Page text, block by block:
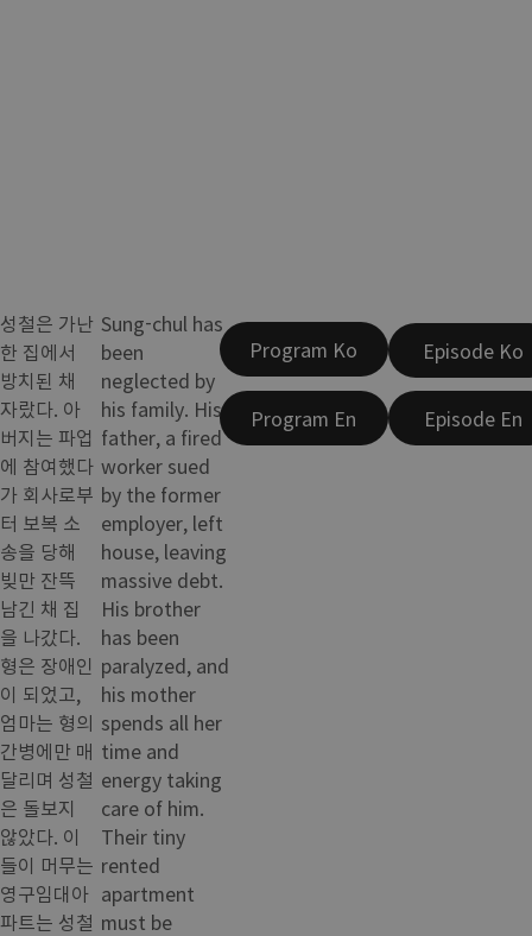
성철은 가난
한 집에서
방치된 채
자랐다. 아
버지는 파업
에 참여했다
가 회사로부
터 보복 소
송을 당해
빚만 잔뜩
남긴 채 집
을 나갔다.
형은 장애인
이 되었고,
엄마는 형의
간병에만 매
달리며 성철
은 돌보지
않았다. 이
들이 머무는
영구임대아
파트는 성철
Sung-chul has
been
neglected by
his family. His
father, a fired
worker sued
by the former
employer, left
house, leaving
massive debt.
His brother
has been
paralyzed, and
his mother
spends all her
time and
energy taking
care of him.
Their tiny
rented
apartment
must be
Program Ko
Program En
Episode Ko
Episode En